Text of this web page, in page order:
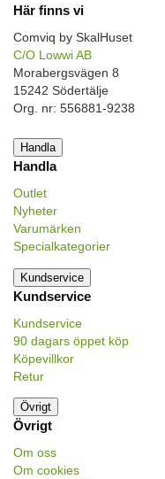
Här finns vi
Comviq by SkalHuset
C/O Lowwi AB
Morabergsvägen 8
15242 Södertälje
Org. nr: 556881-9238
Handla
Handla
Outlet
Nyheter
Varumärken
Specialkategorier
Kundservice
Kundservice
Kundservice
90 dagars öppet köp
Köpevillkor
Retur
Övrigt
Övrigt
Om oss
Om cookies